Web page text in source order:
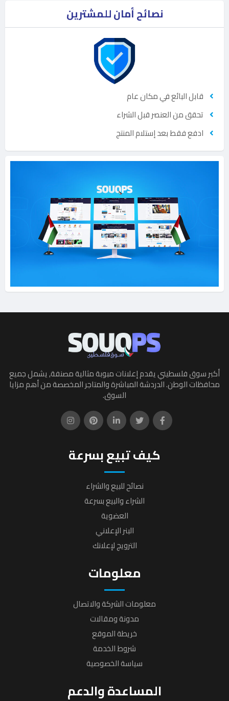
نصائح أمان للمشترين
قابل البائع في مكان عام
تحقق من العنصر قبل الشراء
ادفع فقط بعد إستلام المنتج
أكبر سوق فلسطيني يقدم إعلانات مبوبة مثالية مصنفة, يشمل جميع
محافظات الوطن. الدردشة المباشرة والمتاجر المخصصة من أهم مزايا
السوق.
كيف تبيع بسرعة
نصائح للبيع والشراء
الشراء والبيع بسرعة
العضوية
البنر الإعلاني
الترويج لإعلانك
معلومات
معلومات الشركة والاتصال
مدونة ومقالات
خريطة الموقع
شروط الخدمة
سياسة الخصوصية
المساعدة والدعم